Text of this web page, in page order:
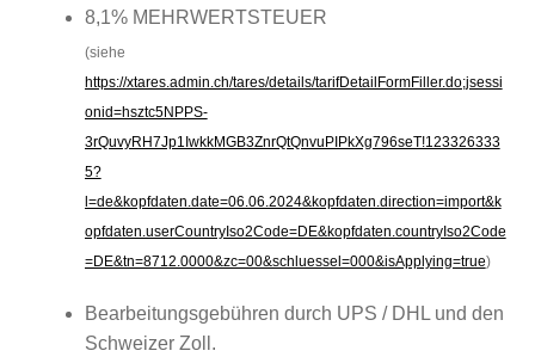
8,1% MEHRWERTSTEUER
(siehe
https://xtares.admin.ch/tares/details/tarifDetailFormFiller.do;jsessi
onid=hsztc5NPPS-
3rQuvyRH7Jp1IwkkMGB3ZnrQtQnvuPIPkXg796seT!123326333
5?
l=de&kopfdaten.date=06.06.2024&kopfdaten.direction=import&k
opfdaten.userCountryIso2Code=DE&kopfdaten.countryIso2Code
=DE&tn=8712.0000&zc=00&schluessel=000&isApplying=true)
Bearbeitungsgebühren durch UPS / DHL und den
Schweizer Zoll.